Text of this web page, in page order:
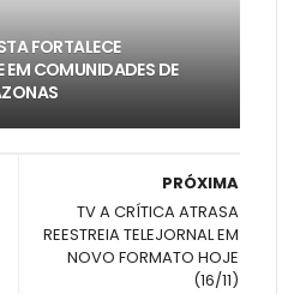
FORTALECE
EM COMUNIDADES DE
PRÓXIMA
TV A CRÍTICA ATRASA
REESTREIA TELEJORNAL EM
NOVO FORMATO HOJE
(16/11)